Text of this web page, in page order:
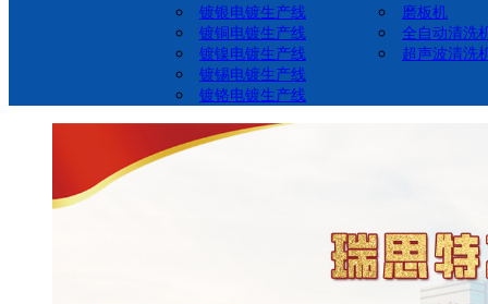
镀银电镀生产线
镀铜电镀生产线
镀镍电镀生产线
镀锡电镀生产线
镀铬电镀生产线
磨板机
全自动清洗
超声波清洗